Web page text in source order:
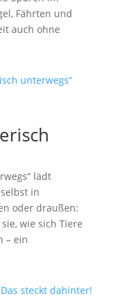
Fährten und
auch ohne
lädt
in
oder draußen:
wie sich Tiere
– ein